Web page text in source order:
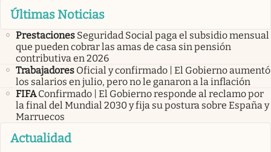
Últimas Noticias
Prestaciones Seguridad Social paga el subsidio mensual
que pueden cobrar las amas de casa sin pensión
contributiva en 2026
Trabajadores Oficial y confirmado | El Gobierno aumentó
los salarios en julio, pero no le ganaron a la inflación
FIFA Confirmado | El Gobierno responde al reclamo por
la final del Mundial 2030 y fija su postura sobre España y
Marruecos
Actualidad